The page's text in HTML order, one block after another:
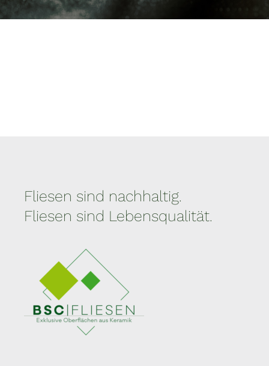
Fliesen sind nachhaltig.
Fliesen sind Lebensqualität.